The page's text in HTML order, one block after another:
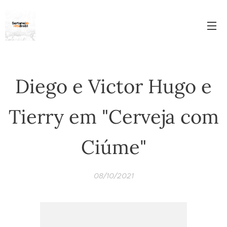
Diego e Victor Hugo e
Tierry em "Cerveja com
Ciúme"
08/10/2021